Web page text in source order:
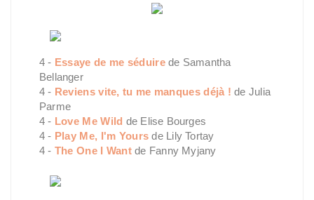
4 - Essaye de me séduire de Samantha
Bellanger
4 - Reviens vite, tu me manques déjà ! de Julia
Parme
4 - Love Me Wild de Elise Bourges
4 - Play Me, I'm Yours de Lily Tortay
4 - The One I Want de Fanny Myjany